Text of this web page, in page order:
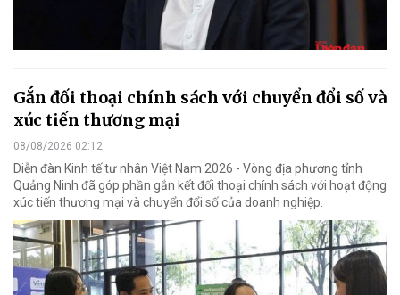
Gắn đối thoại chính sách với chuyển đổi số và
xúc tiến thương mại
08/08/2026 02:12
Diễn đàn Kinh tế tư nhân Việt Nam 2026 - Vòng địa phương tỉnh
Quảng Ninh đã góp phần gắn kết đối thoại chính sách với hoạt động
xúc tiến thương mại và chuyển đổi số của doanh nghiệp.